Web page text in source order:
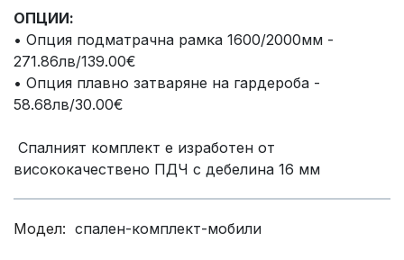
ОПЦИИ:
• Опция подматрачна рамка 1600/2000мм -
271.86лв/139.00€
• Опция плавно затваряне на гардероба -
58.68лв/30.00€
Спалният комплект е изработен от
висококачествено ПДЧ с дебелина 16 мм
Модел: спален-комплект-мобили